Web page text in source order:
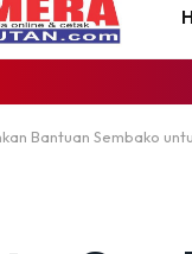
Bantuan Sembako